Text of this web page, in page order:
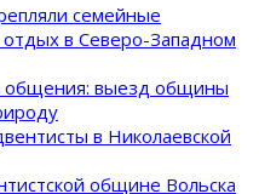
семейные
в Северо-Западном
выезд общины
в Николаевской
общине Вольска